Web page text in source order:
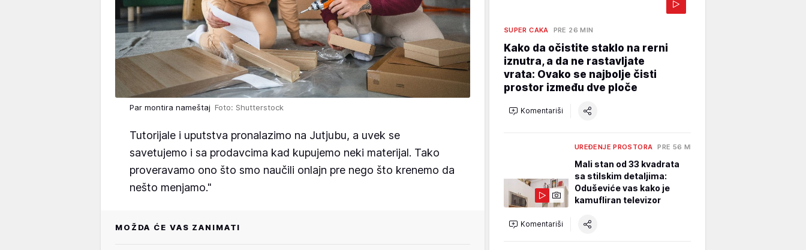
Par montira nameštaj Foto: Shutterstock
Tutorijale i uputstva pronalazimo na Jutjubu, a uvek se
savetujemo i sa prodavcima kad kupujemo neki materijal. Tako
proveravamo ono što smo naučili onlajn pre nego što krenemo da
nešto menjamo."
MOŽDA ĆE VAS ZANIMATI
SUPER CAKA PRE 26 MIN
Kako da očistite staklo na rerni
iznutra, a da ne rastavljate
vrata: Ovako se najbolje čisti
prostor između dve ploče
Komentariši
UREĐENJE PROSTORA PRE 56 MIN
Mali stan od 33 kvadrata
sa stilskim detaljima:
Oduševiće vas kako je
kamufliran televizor
Komentariši